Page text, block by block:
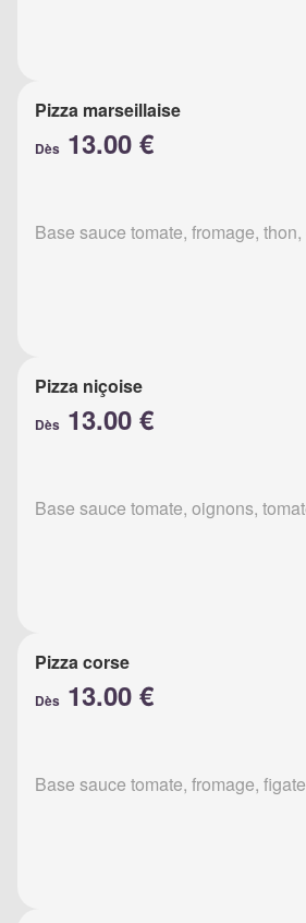
Pizza marseillaise
Dès 13.00 €
Base sauce tomate, fromage,
Pizza niçoise
Dès 13.00 €
Base sauce tomate, oignons,
Pizza corse
Dès 13.00 €
Base sauce tomate, fromage,